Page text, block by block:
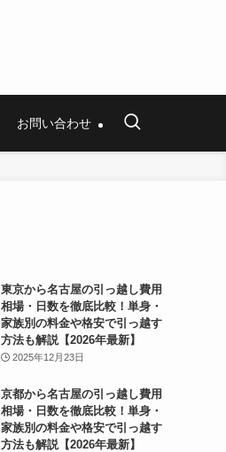
お問い合わせ
東京から名古屋の引っ越し費用
相場・日数を徹底比較！単身・
家族別の料金や格安で引っ越す
方法も解説【2026年最新】
2025年12月23日
京都から名古屋の引っ越し費用
相場・日数を徹底比較！単身・
家族別の料金や格安で引っ越す
方法も解説【2026年最新】